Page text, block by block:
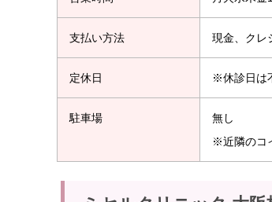
支払い方法 現金、クレ
定休日 ※休診日は
駐車場
無し
※近隣のコ